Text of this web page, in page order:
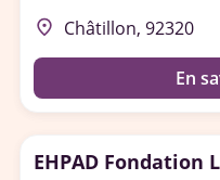
place Châtillon, 92320
En
EHPAD Fondation